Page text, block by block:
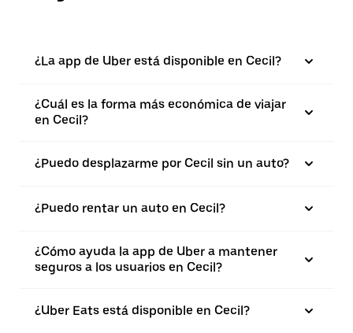
¿La app de Uber está disponible en Cecil?
¿Cuál es la forma más económica de viajar
en Cecil?
¿Puedo desplazarme por Cecil sin un auto?
¿Puedo rentar un auto en Cecil?
¿Cómo ayuda la app de Uber a mantener
seguros a los usuarios en Cecil?
¿Uber Eats está disponible en Cecil?